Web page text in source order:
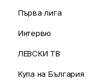
Първа лига
Интервю
ЛЕВСКИ ТВ
Купа на България